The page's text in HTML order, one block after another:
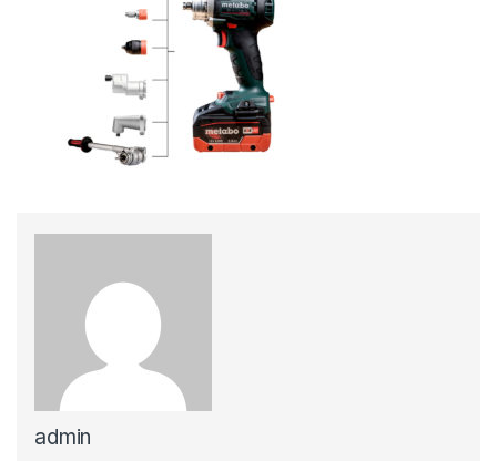
admin